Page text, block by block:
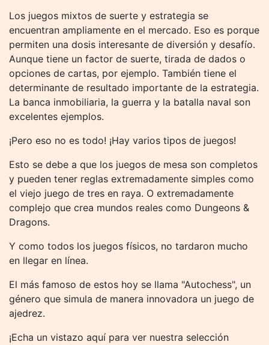
Los juegos mixtos de suerte y estrategia se
encuentran ampliamente en el mercado. Eso es porque
permiten una dosis interesante de diversión y desafío.
Aunque tiene un factor de suerte, tirada de dados o
opciones de cartas, por ejemplo. También tiene el
determinante de resultado importante de la estrategia.
La banca inmobiliaria, la guerra y la batalla naval son
excelentes ejemplos.
¡Pero eso no es todo! ¡Hay varios tipos de juegos!
Esto se debe a que los juegos de mesa son completos
y pueden tener reglas extremadamente simples como
el viejo juego de tres en raya. O extremadamente
complejo que crea mundos reales como Dungeons &
Dragons.
Y como todos los juegos físicos, no tardaron mucho
en llegar en línea.
El más famoso de estos hoy se llama "Autochess", un
género que simula de manera innovadora un juego de
ajedrez.
¡Echa un vistazo aquí para ver nuestra selección